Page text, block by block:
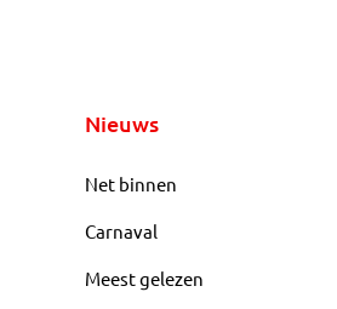
Nieuws
Net binnen
Carnaval
Meest gelezen